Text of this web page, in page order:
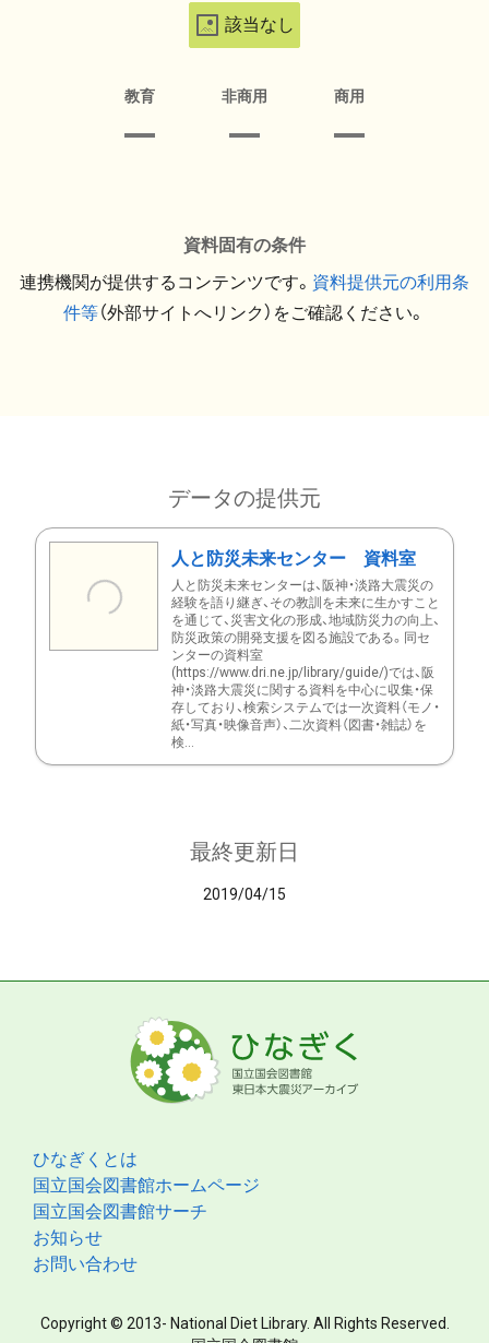
該当なし
教育 非商用 商用
資料固有の条件
連携機関が提供するコンテンツです。 資料提供元の利用条
件等（外部サイトへリンク）をご確認ください。
データの提供元
人と防災未来センター 資料室
人と防災未来センターは、阪神・淡路大震災の
経験を語り継ぎ、その教訓を未来に生かすこと
を通じて、災害文化の形成、地域防災力の向上、
防災政策の開発支援を図る施設である。同セ
ンターの資料室
(https://www.dri.ne.jp/library/guide/)では、阪
神・淡路大震災に関する資料を中心に収集・保
存しており、検索システムでは一次資料（モノ・
紙・写真・映像音声）、二次資料（図書・雑誌）を
検...
最終更新日
2019/04/15
ひなぎくとは
国立国会図書館ホームページ
国立国会図書館サーチ
お知らせ
お問い合わせ
Copyright © 2013- National Diet Library. All Rights Reserved.